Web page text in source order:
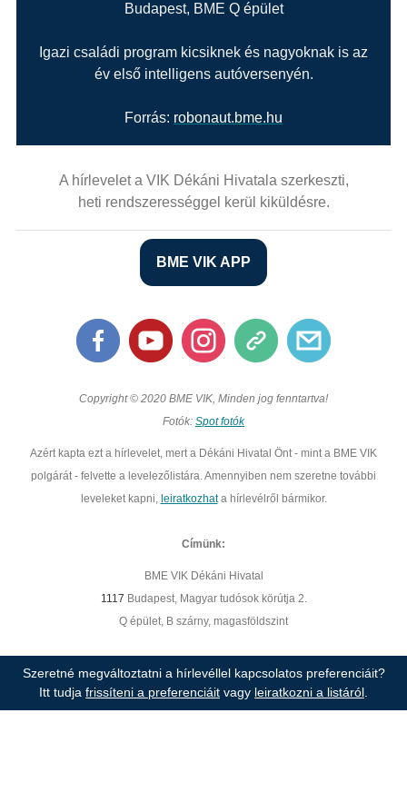
Budapest, BME Q épület
Igazi családi program kicsiknek és nagyoknak is az
év első intelligens autóversenyén.
Forrás: robonaut.bme.hu
A hírlevelet a VIK Dékáni Hivatala szerkeszti,
heti rendszerességgel kerül kiküldésre.
BME VIK APP
Copyright © 2020 BME VIK, Minden jog fenntartva!
Fotók: Spot fotók
Azért kapta ezt a hírlevelet, mert a Dékáni Hivatal Önt - mint a BME VIK
polgárát - felvette a levelezőlistára. Amennyiben nem szeretne további
leveleket kapni, leiratkozhata hírlevélről bármikor.
Címünk:
BME VIK Dékáni Hivatal
1117 Budapest, Magyar tudósok körútja 2.
Q épület, B szárny, magasföldszint
Szeretné megváltoztatni a hírlevéllel kapcsolatos preferenciáit?
Itt tudja frissíteni a preferenciáit vagy leiratkozni a listáról